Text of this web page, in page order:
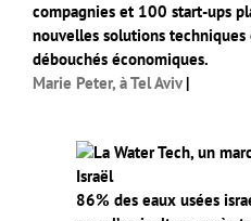
compagnies et 100 start-ups
nouvelles solutions
débouchés économiques.
Marie Peter, à Tel Aviv |
86% des eaux usées